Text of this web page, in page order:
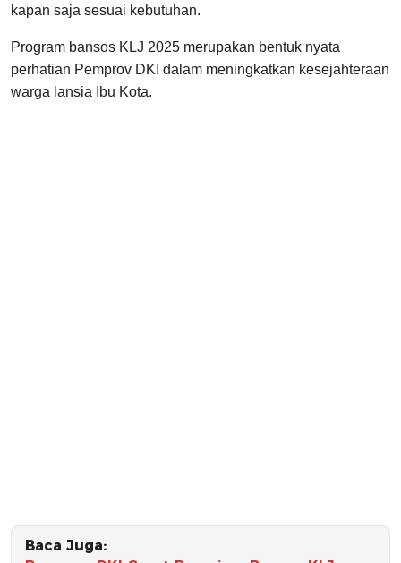
kapan saja sesuai kebutuhan.
Program bansos KLJ 2025 merupakan bentuk nyata
perhatian Pemprov DKI dalam meningkatkan kesejahteraan
warga lansia Ibu Kota.
Baca Juga: